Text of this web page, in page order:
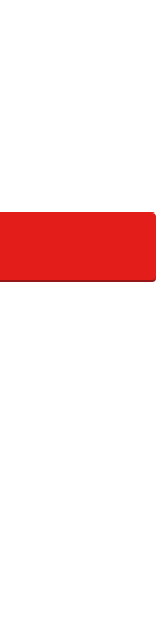
専門店「八判鼓
掛ける新ブラン